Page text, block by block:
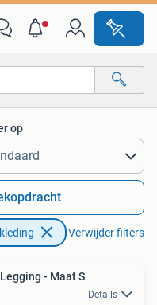
op
Verwijder filters
- Maat S
Details